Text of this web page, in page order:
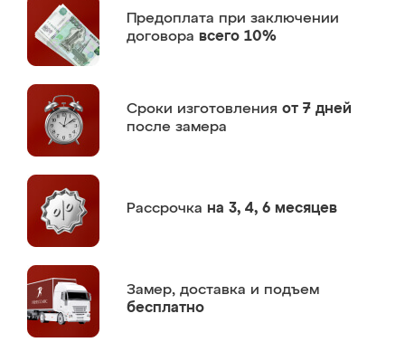
Предоплата при заключении
договора всего 10%
Сроки изготовления от 7 дней
после замера
Рассрочка на 3, 4, 6 месяцев
Замер, доставка и подъем
бесплатно